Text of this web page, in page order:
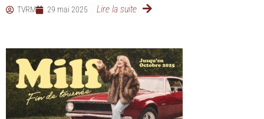
TVRM 29 mai 2025 Lire la suite